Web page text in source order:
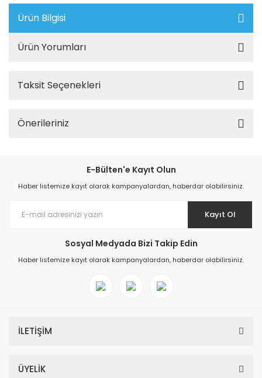
Ürün Bilgisi
Ürün Yorumları
Taksit Seçenekleri
Önerileriniz
E-Bülten'e Kayıt Olun
Haber listemize kayıt olarak kampanyalardan, haberdar olabilirsiniz.
Kayıt Ol
Sosyal Medyada Bizi Takip Edin
Haber listemize kayıt olarak kampanyalardan, haberdar olabilirsiniz.
İLETİŞİM
ÜYELİK